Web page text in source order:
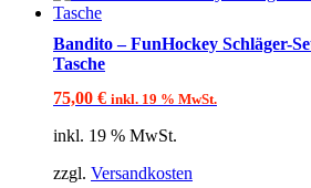
Bandito – FunHockey Schläger-
Tasche
75,00 € inkl. 19 % MwSt.
inkl. 19 % MwSt.
zzgl. Versandkosten